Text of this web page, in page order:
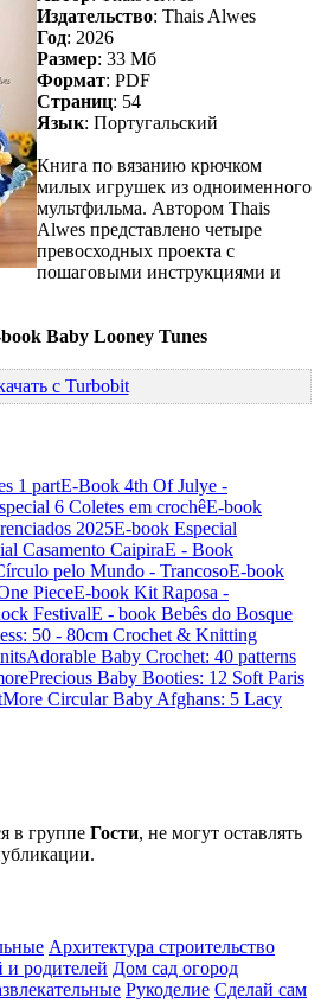
Издательство: Thais Alwes
Год: 2026
Размер: 33 Мб
Формат: PDF
Страниц: 54
Язык: Португальский
Книга по вязанию крючком
милых игрушек из одноименного
мультфильма. Автором Thais
Alwes представлено четыре
превосходных проекта с
пошаговыми инструкциями и
Baby Looney Tunes
с Turbobit
1 partE-Book 4th Of Julye -
6 Coletes em crochêE-book
2025E-book Especial
Casamento CaipiraE - Book
pelo Mundo - TrancosoE-book
PieceE-book Kit Raposa -
FestivalE - book Bebês do Bosque
50 - 80cm Crochet & Knitting
Adorable Baby Crochet: 40 patterns
Precious Baby Booties: 12 Soft Paris
More Circular Baby Afghans: 5 Lacy
в группе Гости, не могут оставлять
Архитектура строительство
и родителей Дом сад огород
Рукоделие Сделай сам